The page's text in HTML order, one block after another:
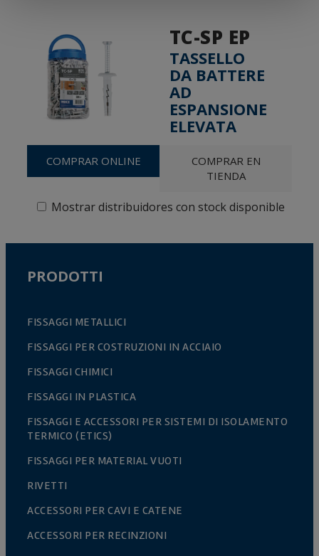
TC-SP EP
TASSELLO
DA BATTERE
AD
ESPANSIONE
ELEVATA
COMPRAR ONLINE
COMPRAR EN
TIENDA
Mostrar distribuidores con stock disponible
PRODOTTI
FISSAGGI METALLICI
FISSAGGI PER COSTRUZIONI IN ACCIAIO
FISSAGGI CHIMICI
FISSAGGI IN PLASTICA
FISSAGGI E ACCESSORI PER SISTEMI DI ISOLAMENTO
TERMICO (ETICS)
FISSAGGI PER MATERIAL VUOTI
RIVETTI
ACCESSORI PER CAVI E CATENE
ACCESSORI PER RECINZIONI